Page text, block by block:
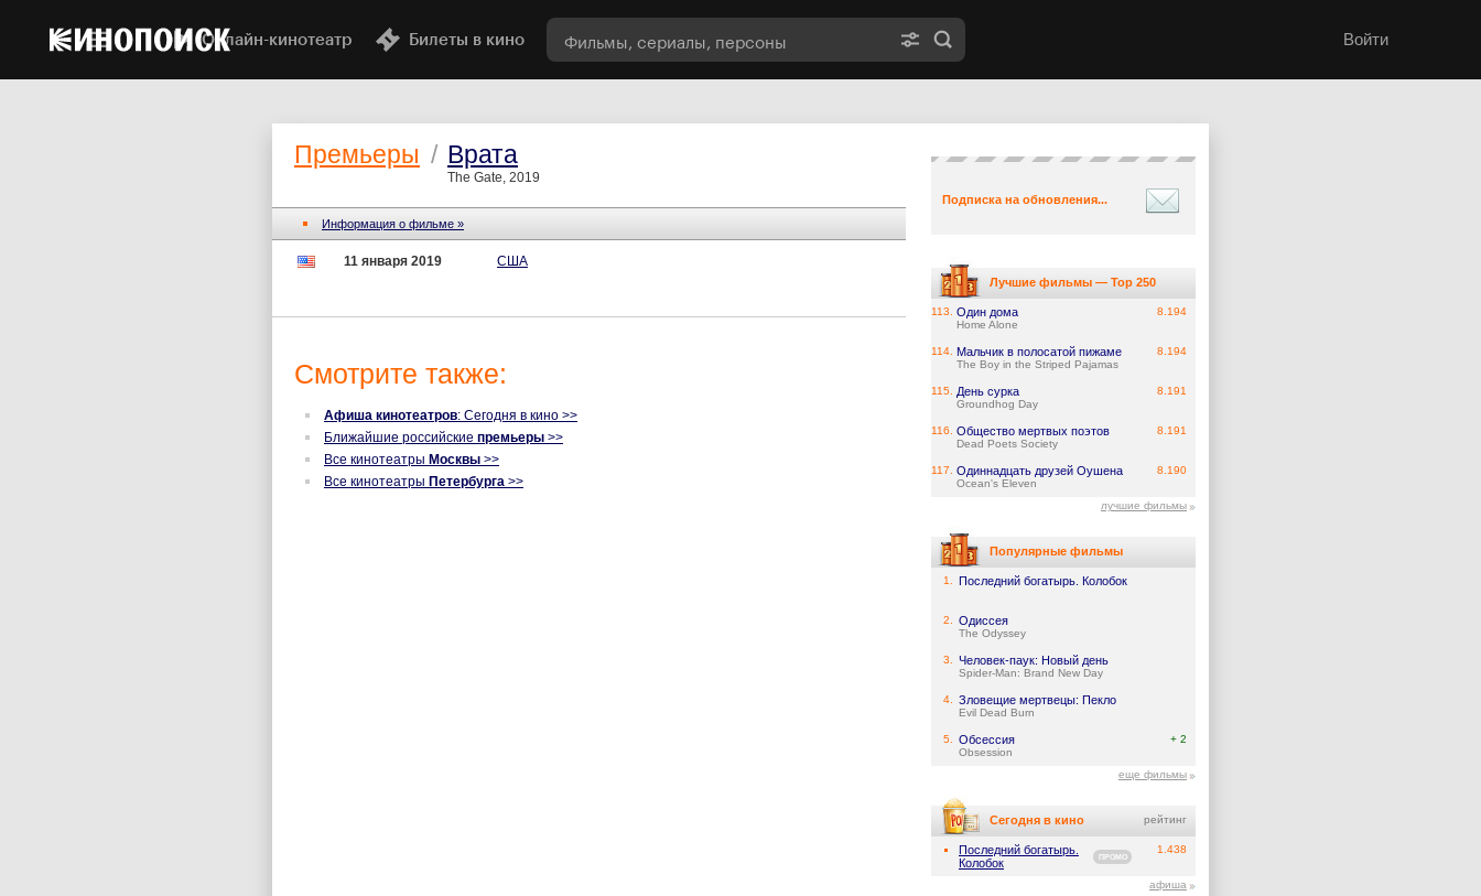
Онлайн-кинотеатр Билеты в кино Войти
Премьеры / Врата
The Gate, 2019
Информация о фильме »
11 января 2019 США
Смотрите также:
Афиша кинотеатров: Сегодня в кино >>
Ближайшие российские премьеры >>
Все кинотеатры Москвы >>
Все кинотеатры Петербурга >>
Подписка на обновления...
Лучшие фильмы — Top 250
113. Один дома
Home Alone
8.194
114. Мальчик в полосатой пижаме
The Boy in the Striped Pajamas
8.194
115. День сурка
Groundhog Day
8.191
116. Общество мертвых поэтов
Dead Poets Society
8.191
117. Одиннадцать друзей Оушена
Ocean's Eleven
8.190
лучшие фильмы
Популярные фильмы
1. Последний богатырь. Колобок
2. Одиссея
The Odyssey
3. Человек-паук: Новый день
Spider-Man: Brand New Day
4. Зловещие мертвецы: Пекло
Evil Dead Burn
5. Обсессия
Obsession
+ 2
еще фильмы
Сегодня в кино рейтинг
Последний богатырь.
Колобок
ПРОМО
1.438
афиша